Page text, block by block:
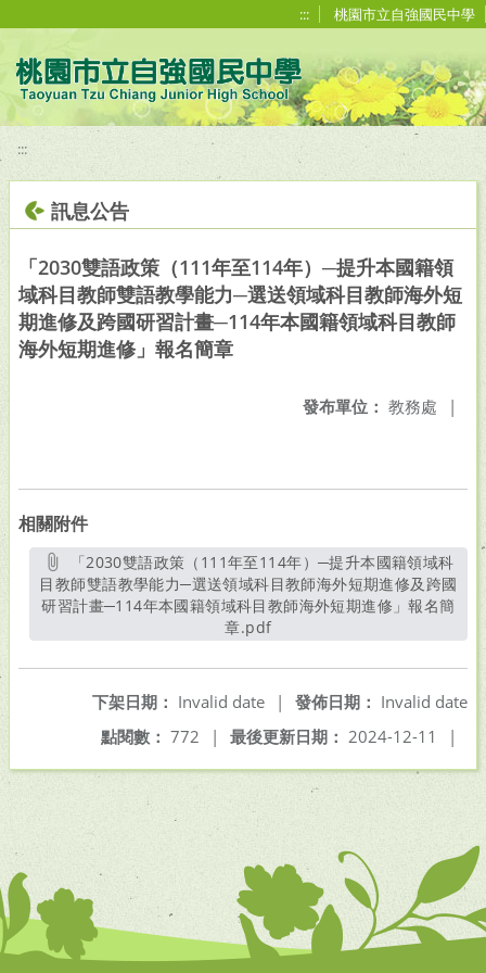
::: 桃園市立自強國民中學
:::
訊息公告
「2030雙語政策（111年至114年）─提升本國籍領
域科目教師雙語教學能力─選送領域科目教師海外短
期進修及跨國研習計畫─114年本國籍領域科目教師
海外短期進修」報名簡章
發布單位： 教務處 |
相關附件
目教師雙語教學能力─選送領域科目教師海外短期進修及跨國
研習計畫─114年本國籍領域科目教師海外短期進修」報名簡
章.pdf另開新視窗
發佈日期： Invalid date
下架日期： Invalid date
|
最後更新日期： 2024-12-11 |
點閱數： 772 |